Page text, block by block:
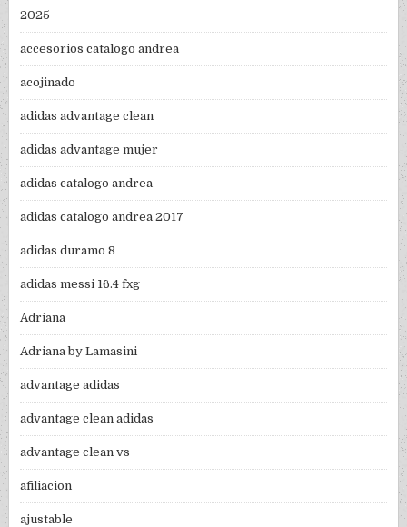
2025
accesorios catalogo andrea
acojinado
adidas advantage clean
adidas advantage mujer
adidas catalogo andrea
adidas catalogo andrea 2017
adidas duramo 8
adidas messi 16.4 fxg
Adriana
Adriana by Lamasini
advantage adidas
advantage clean adidas
advantage clean vs
afiliacion
ajustable